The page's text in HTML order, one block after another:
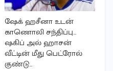
ஷேக் ஹசீனா உடன்
காணொலி சந்திப்பு…
ஷகிப் அல் ஹாசன்
வீட்டின் மீது பெட்ரோல்
குண்டு…